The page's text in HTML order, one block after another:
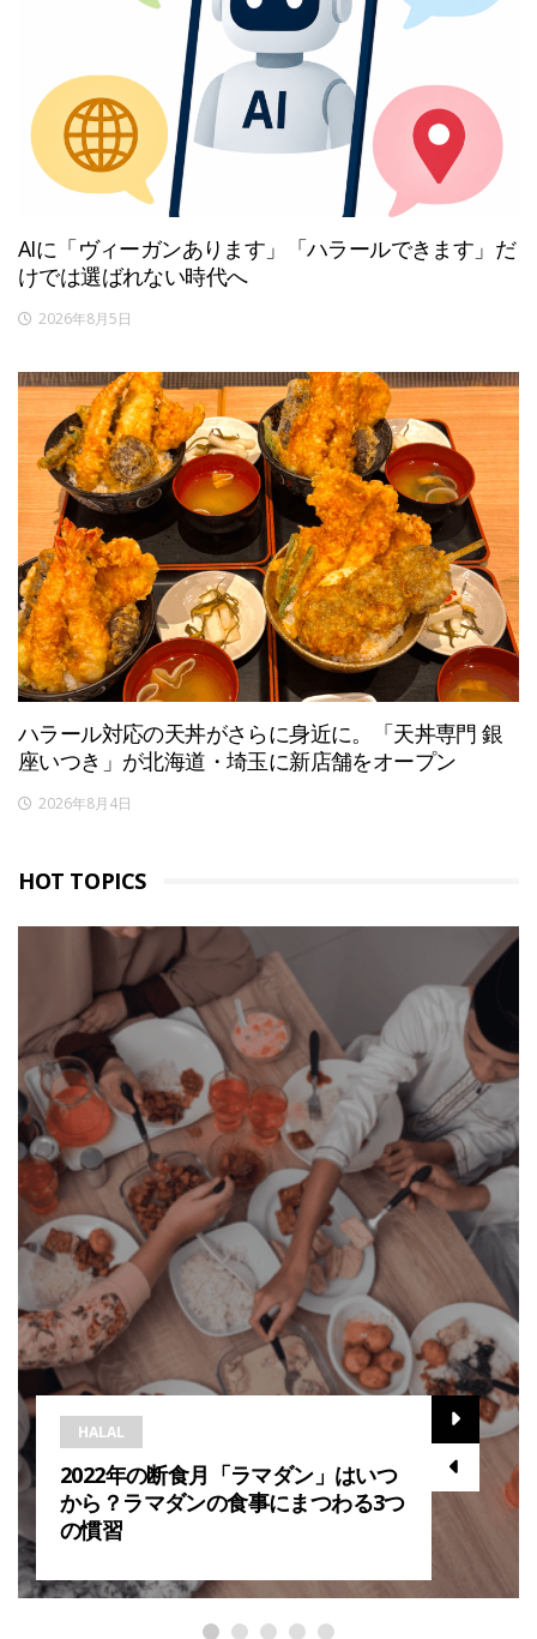
AIに「ヴィーガンあります」「ハラールできます」だ
けでは選ばれない時代へ
2026年8月5日
ハラール対応の天丼がさらに身近に。「天丼専門 銀
座いつき」が北海道・埼玉に新店舗をオープン
2026年8月4日
HOT TOPICS
HALAL
2022年の断食月「ラマダン」はいつ
から？ラマダンの食事にまつわる3つ
の慣習